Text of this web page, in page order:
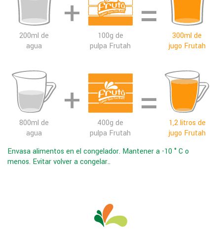
200ml de
agua
100g de
pulpa Frutah
300ml de
jugo Frutah
800ml de
agua
400g de
pulpa Frutah
1,2 litros de
jugo Frutah
Envasa alimentos en el congelador. Mantener a -10 ° C o
menos. Evitar volver a congelar..